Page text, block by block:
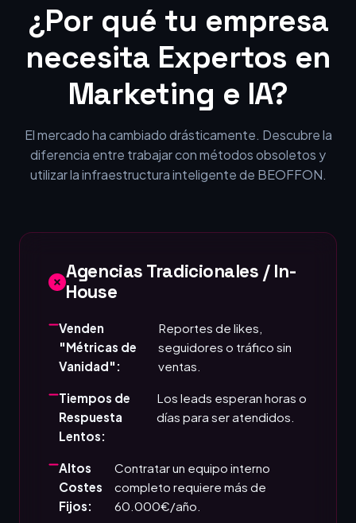
¿Por qué tu empresa
necesita Expertos en
Marketing e IA?
El mercado ha cambiado drásticamente. Descubre la
diferencia entre trabajar con métodos obsoletos y
utilizar la infraestructura inteligente de BEOFFON.
Agencias Tradicionales / In-
House
Venden
"Métricas de
Vanidad":
Reportes de likes,
seguidores o tráfico sin
ventas.
Tiempos de
Respuesta
Lentos:
Los leads esperan horas o
días para ser atendidos.
Altos
Costes
Fijos:
Contratar un equipo interno
completo requiere más de
60.000€/año.